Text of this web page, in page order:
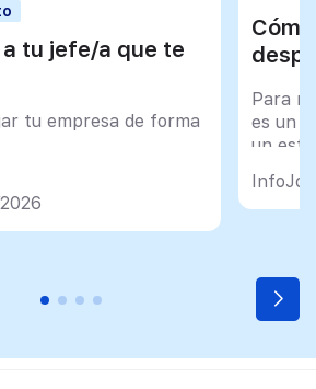
tu jefe/a que te
tu empresa de forma
Para
es un
un